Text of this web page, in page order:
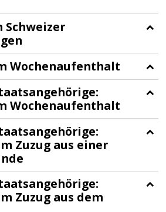
Schweizer
Wochenaufenthalt
Wochenaufenthalt
Zuzug aus einer
Zuzug aus dem